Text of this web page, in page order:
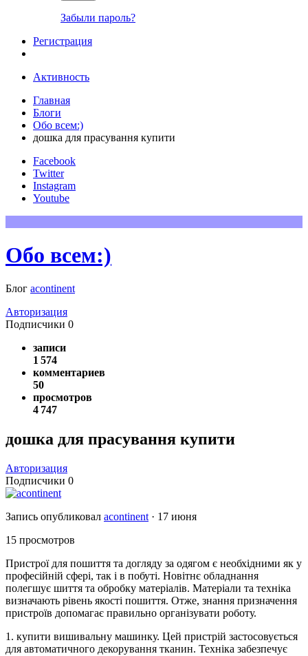
Забыли пароль?
Регистрация
Активность
Главная
Блоги
Обо всем:)
дошка для прасування купити
Facebook
Twitter
Instagram
Youtube
Обо всем:)
Блог acontinent
Авторизация
Подписчики 0
записи
1 574
комментариев
50
просмотров
4 747
дошка для прасування купити
Авторизация
Подписчики 0
Запись опубликовал acontinent · 17 июня
15 просмотров
Пристрої для пошиття та догляду за одягом є необхідними як у
професійній сфері, так і в побуті. Новітнє обладнання
полегшує шиття та обробку матеріалів. Матеріали та техніка
визначають рівень якості пошиття. Отже, знання призначення
пристроїв допомагає правильно організувати роботу.
1. купити вишивальну машинку. Цей пристрій застосовується
для автоматичного декорування тканин. Техніка забезпечує